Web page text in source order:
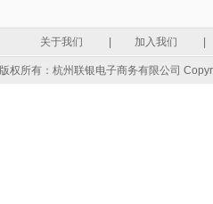
关于我们 加入我们
版权所有：杭州联银电子商务有限公司